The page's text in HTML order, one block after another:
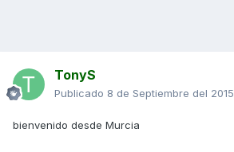
TonyS
Publicado 8 de Septiembre del 2015
bienvenido desde Murcia